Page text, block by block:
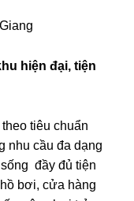
hiện đại, tiện
tiêu chuẩn
nhu cầu đa dạng
đầy đủ tiện
bơi, cửa hàng